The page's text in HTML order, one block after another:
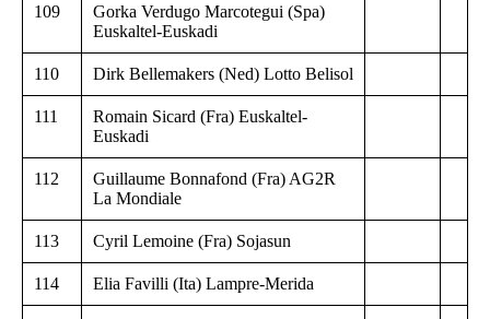
109
Gorka Verdugo Marcotegui (Spa)
Euskaltel-Euskadi
110 Dirk Bellemakers (Ned) Lotto Belisol
111
Romain Sicard (Fra) Euskaltel-
Euskadi
112
Guillaume Bonnafond (Fra) AG2R
La Mondiale
113 Cyril Lemoine (Fra) Sojasun
114 Elia Favilli (Ita) Lampre-Merida